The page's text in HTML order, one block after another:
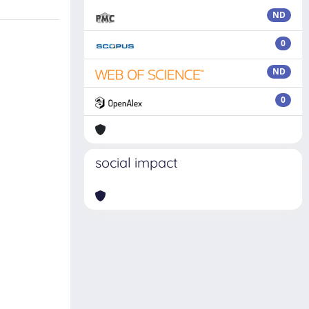
ND
0
ND
0
social impact